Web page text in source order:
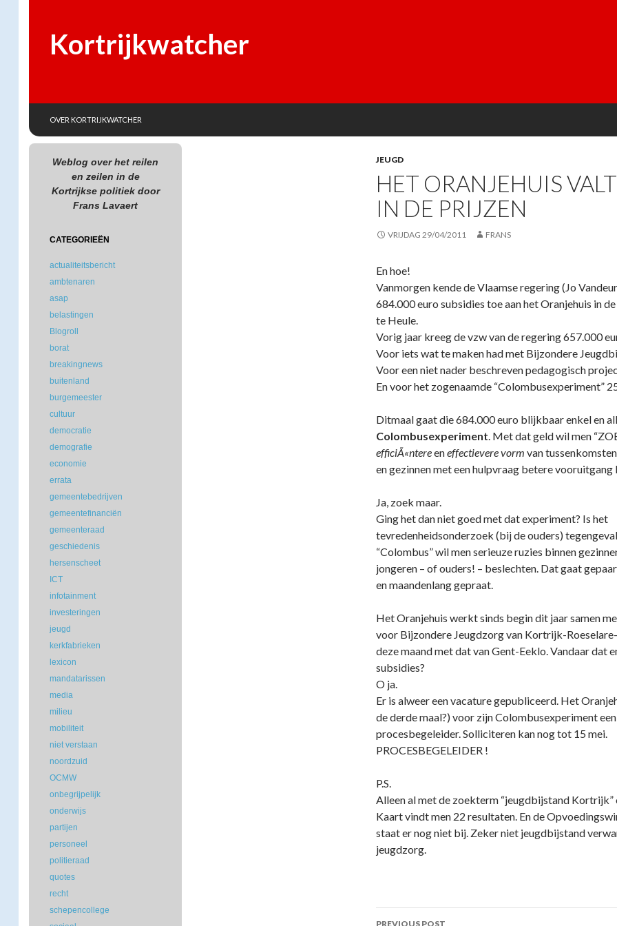
Kortrijkwatcher
OVER KORTRIJKWATCHER
JEUGD
HET ORANJEHUIS
IN DE PRIJZEN
VRIJDAG 29/04/2011 FRANS
En hoe!
Vanmorgen kende de Vlaamse regering (Jo
684.000 euro subsidies toe aan het Oranjehuis in
te Heule.
Vorig jaar kreeg de vzw van de regering 657.000
Voor iets wat te maken had met Bijzondere
Voor een niet nader beschreven pedagogisch
En voor het zogenaamde “Colombusexperiment”
Ditmaal gaat die 684.000 euro blijkbaar enkel en
Colombusexperiment. Met dat geld wil men
efficiÃ«ntereeneffectievere vorm van
en gezinnen met een hulpvraag betere vooruitgang
Ja, zoek maar.
Ging het dan niet goed met dat experiment? Is het
tevredenheidsonderzoek (bij de ouders)
“Colombus” wil men serieuze ruzies binnen
jongeren – of ouders! – beslechten. Dat gaat
en maandenlang gepraat.
Het Oranjehuis werkt sinds begin dit jaar samen
voor Bijzondere Jeugdzorg van Kortrijk-
deze maand met dat van Gent-Eeklo. Vandaar dat
subsidies?
O ja.
Er is alweer een vacature gepubliceerd. Het
de derde maal?) voor zijn Colombusexperiment een
procesbegeleider. Solliciteren kan nog tot 15 mei.
PROCESBEGELEIDER !
P.S.
Alleen al met de zoekterm “jeugdbijstand Kortrijk”
Kaart vindt men 22 resultaten. En de
staat er nog niet bij. Zeker niet jeugdbijstand
jeugdzorg.
Post
PREVIOUS POST
Weblog over het reilen
en zeilen in de
Kortrijkse politiek door
Frans Lavaert
CATEGORIEËN
actualiteitsbericht
ambtenaren
asap
belastingen
Blogroll
borat
breakingnews
buitenland
burgemeester
cultuur
democratie
demografie
economie
errata
gemeentebedrijven
gemeentefinanciën
gemeenteraad
geschiedenis
hersenscheet
ICT
infotainment
investeringen
jeugd
kerkfabrieken
lexicon
mandatarissen
media
milieu
mobiliteit
niet verstaan
noordzuid
OCMW
onbegrijpelijk
onderwijs
partijen
personeel
politieraad
quotes
recht
schepencollege